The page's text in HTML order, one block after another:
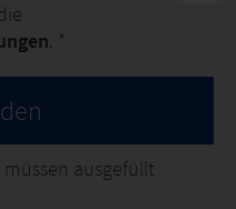
. *
ausgefüllt